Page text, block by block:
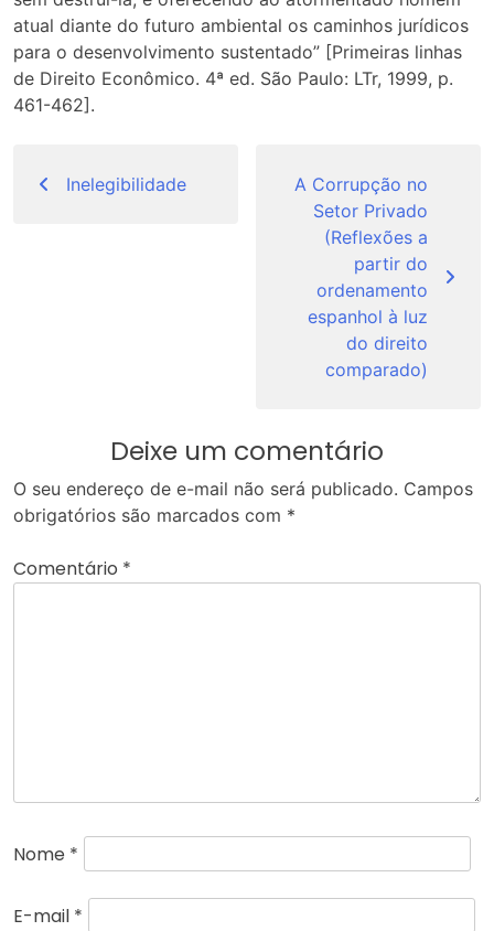
atual diante do futuro ambiental os caminhos jurídicos
para o desenvolvimento sustentado” [Primeiras linhas
de Direito Econômico. 4ª ed. São Paulo: LTr, 1999, p.
461-462].
de
Inelegibilidade
A Corrupção no
Setor Privado
(Reflexões a
partir do
ordenamento
espanhol à luz
do direito
comparado)
Deixe um comentário
O seu endereço de e-mail não será publicado. Campos
obrigatórios são marcados com *
Comentário *
Nome *
E-mail *